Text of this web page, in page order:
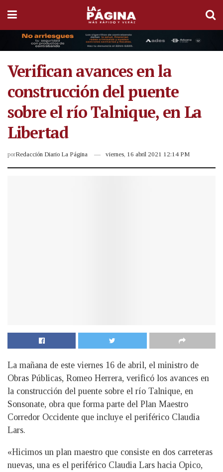
Verifican avances en la
construcción del puente
sobre el río Talnique, en La
Libertad
porRedacción Diario La Página viernes, 16 abril 2021 12:14 PM
La mañana de este viernes 16 de abril, el ministro de
Obras Públicas, Romeo Herrera, verificó los avances en
la construcción del puente sobre el río Talnique, en
Sonsonate, obra que forma parte del Plan Maestro
Corredor Occidente que incluye el periférico Claudia
Lars.
«Hicimos un plan maestro que consiste en dos carreteras
nuevas, una es el periférico Claudia Lars hacia Opico,